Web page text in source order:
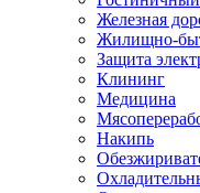
Железная
Жилищно-
Защита
Клининг
Медицина
Накипь